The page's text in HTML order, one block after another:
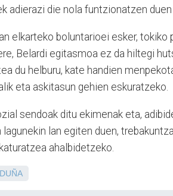
adierazi die nola funtzionatzen
elkarteko boluntarioei esker,
Belardi egitasmoa ez da hiltegi
du helburu, kate handien
eta askitasun gehien eskuratzeko.
sendoak ditu ekimenak eta,
lagunekin lan egiten duen,
ahalbidetzeko.